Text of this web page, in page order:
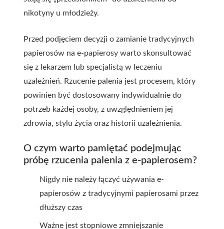
nikotyny u młodzieży.
Przed podjęciem decyzji o zamianie tradycyjnych
papierosów na e-papierosy warto skonsultować
się z lekarzem lub specjalistą w leczeniu
uzależnień. Rzucenie palenia jest procesem, który
powinien być dostosowany indywidualnie do
potrzeb każdej osoby, z uwzględnieniem jej
zdrowia, stylu życia oraz historii uzależnienia.
O czym warto pamiętać podejmując
próbę rzucenia palenia z e-papierosem?
Nigdy nie należy łączyć używania e-
papierosów z tradycyjnymi papierosami przez
dłuższy czas
Ważne jest stopniowe zmniejszanie